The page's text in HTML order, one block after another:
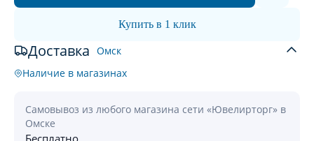
Купить в 1 клик
Доставка Омск
Наличие в магазинах
Самовывоз из любого магазина сети «Ювелирторг» в
Омске
Бесплатно